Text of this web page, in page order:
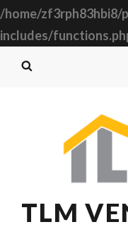
/home/zf3rph83hbi8/
includes/
TLM